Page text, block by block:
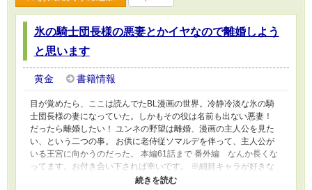
氷の騎士団長様の悪妻とかイヤなので離婚しよう
と思います
黄金 書籍情報
目が覚めたら、ここは読んでたBL漫画の世界。冷静冷淡な氷の騎
士団長様の妻になっていた。しかもその役は名前も出ない悪妻！
だったら離婚したい！ ユンネの野望は離婚、漫画の主人公を見た
い、という二つの事。 お供に老侍従ソマルデを伴って、主人公が
いる王宮に向かうのだった。 本編61話まで 番外編 なんか長くな
ってます。お付き合い下されば幸いです。 ※細目キャラが好きな
ので書いてます。 多くの方に読んでいただき嬉しいです。